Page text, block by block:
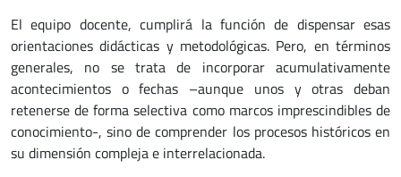
El equipo docente, cumplirá la función de dispensar esas
orientaciones didácticas y metodológicas. Pero, en términos
generales, no se trata de incorporar acumulativamente
acontecimientos o fechas –aunque unos y otras deban
retenerse de forma selectiva como marcos imprescindibles de
conocimiento-, sino de comprender los procesos históricos en
su dimensión compleja e interrelacionada.